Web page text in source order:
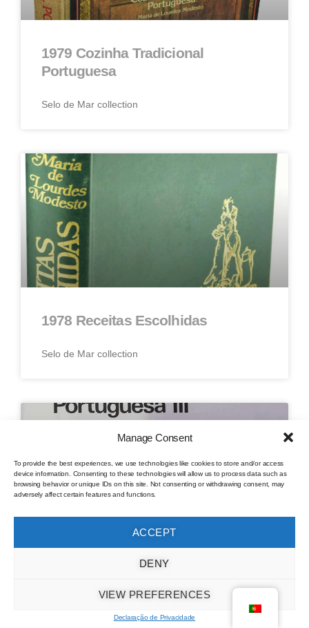
Manage Consent
To provide the best experiences, we use technologies like cookies to store and/or access
device information. Consenting to these technologies will allow us to process data such as
browsing behavior or unique IDs on this site. Not consenting or withdrawing consent, may
adversely affect certain features and functions.
ACCEPT
DENY
VIEW PREFERENCES
Declaração de Privacidade
1979 Cozinha Tradicional
Portuguesa
Selo de Mar collection
1978 Receitas Escolhidas
Selo de Mar collection
Cozinha portuguesa Volumes I, II,
Selo de Mar collection